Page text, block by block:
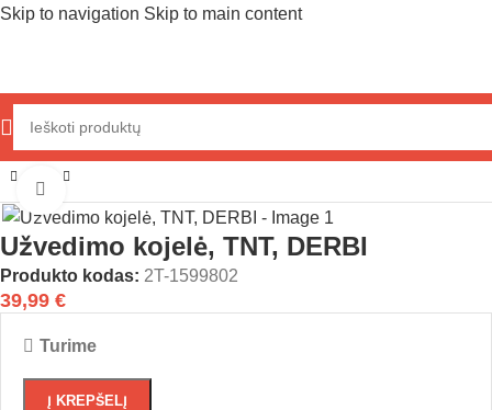
Skip to navigation Skip to main content
Pradžia/Variklio dalys/Variklio prekės/Kojinis užvedimas
Užvedimo kojelė, TNT, DERBI
Produkto kodas: 2T-1599802
39,99 €
Turime
Į KREPŠELĮ